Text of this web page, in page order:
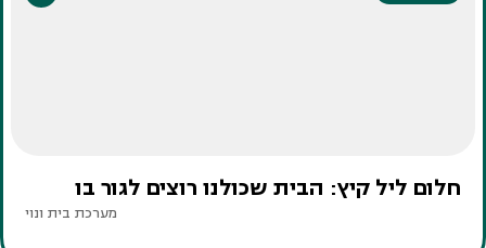
חלום ליל קיץ: הבית שכולנו רוצים לגור בו
מערכת בית ונוי